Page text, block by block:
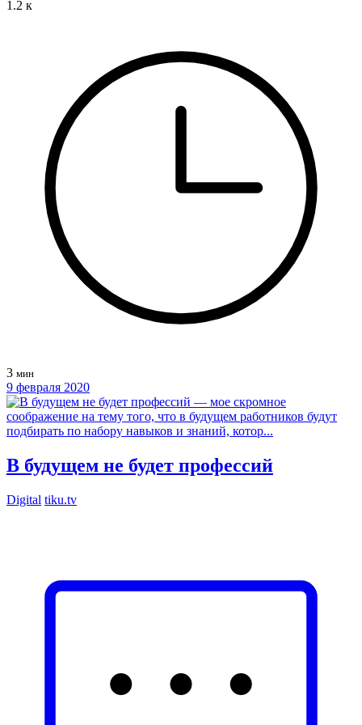
1.2 к
3 мин
9 февраля 2020
В будущем не будет профессий
Digital tiku.tv